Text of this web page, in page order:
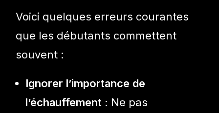
Voici quelques erreurs courantes
que les débutants commettent
souvent :
Ignorer l’importance de
l’échauffement : Ne pas